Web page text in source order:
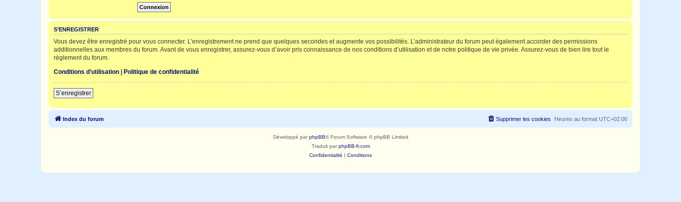
S’ENREGISTRER
Vous devez être enregistré pour vous connecter. L’enregistrement ne prend que quelques secondes et augmente vos possibilités. L’administrateur du forum peut également accorder des permissions
additionnelles aux membres du forum. Avant de vous enregistrer, assurez-vous d’avoir pris connaissance de nos conditions d’utilisation et de notre politique de vie privée. Assurez-vous de bien lire tout le
règlement du forum.
Conditions d’utilisation | Politique de confidentialité
S’enregistrer
Index du forum Heures au format UTC+02:00
Supprimer les cookies
Développé parphpBB® Forum Software © phpBB Limited
Traduit parphpBB-fr.com
Confidentialité | Conditions